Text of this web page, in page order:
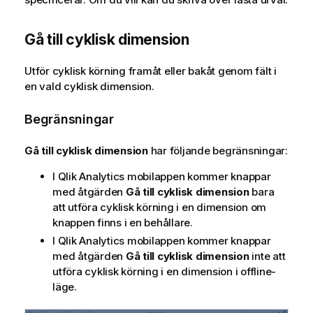
Gå till cyklisk dimension
Utför cyklisk körning framåt eller bakåt genom fält i
en vald cyklisk dimension.
Begränsningar
Gå till cyklisk dimensionhar följande begränsningar:
I Qlik Analytics mobilappen kommer knappar
med åtgärden Gå till cyklisk dimensionbara
att utföra cyklisk körning i en dimension om
knappen finns i en behållare.
I Qlik Analytics mobilappen kommer knappar
med åtgärden Gå till cyklisk dimensioninte att
utföra cyklisk körning i en dimension i offline-
läge.